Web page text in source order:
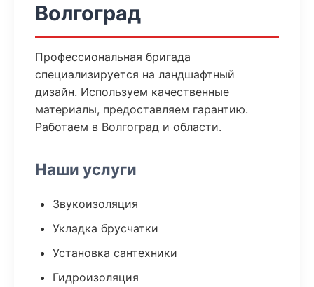
Волгоград
Профессиональная бригада
специализируется на ландшафтный
дизайн. Используем качественные
материалы, предоставляем гарантию.
Работаем в Волгоград и области.
Наши услуги
Звукоизоляция
Укладка брусчатки
Установка сантехники
Гидроизоляция